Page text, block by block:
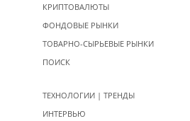
КРИПТОВАЛЮТЫ
ФОНДОВЫЕ РЫНКИ
ТОВАРНО-СЫРЬЕВЫЕ РЫНКИ
ПОИСК
ТЕХНОЛОГИИ | ТРЕНДЫ
ИНТЕРВЬЮ